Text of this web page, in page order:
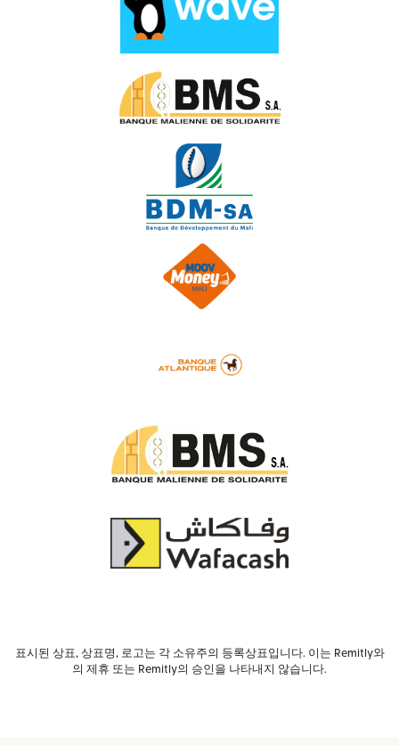
표시된 상표, 상표명, 로고는 각 소유주의 등록상표입니다. 이는 Remitly와
의 제휴 또는 Remitly의 승인을 나타내지 않습니다.